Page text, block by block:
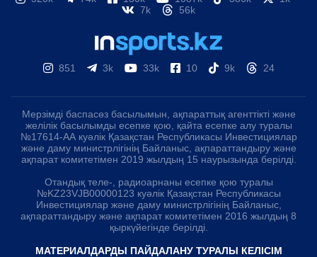
7k
56k
851 3k 33k 10 9k 24
Мерзімді баспасөз басылымын, ақпараттық агенттікті және
желілік басылымды есепке қою, қайта есепке алу туралы
№17614-АА куәлік Қазақстан Республикасы Инвестициялар
және даму министрлігінің Байланыс, ақпараттандыру және
ақпарат комитетімен 2019 жылдың 15 наурызында берілді.
Отандық теле-, радиоарнаны есепке қою туралы
№KZ23VJB00000123 куәлік Қазақстан Республикасы
Инвестициялар және даму министрлігінің Байланыс,
ақпараттандыру және ақпарат комитетімен 2016 жылдың 8
қыркүйегінде берілді.
МАТЕРИАЛДАРДЫ ПАЙДАЛАНУ ТУРАЛЫ КЕЛІСІМ